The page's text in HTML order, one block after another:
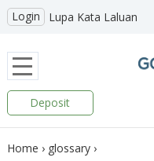
Login Lupa Kata Laluan
Deposit
Home › glossary ›